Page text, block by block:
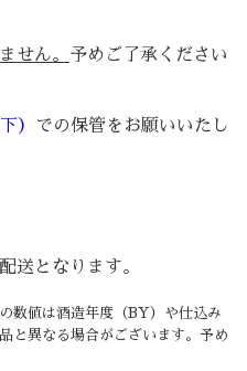
せん。 予めご了承ください
） での保管をお願いいたし
送となります。
数値は酒造年度（BY）や仕込み
と異なる場合がございます。予め